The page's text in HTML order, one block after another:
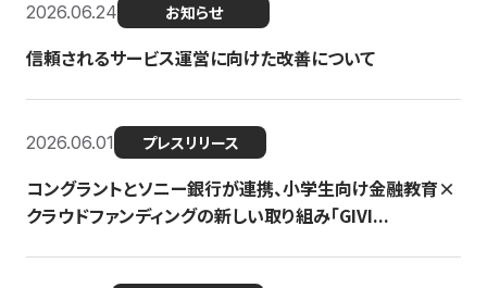
2026.06.24 お知らせ
信頼されるサービス運営に向けた改善について
2026.06.01 プレスリリース
コングラントとソニー銀行が連携、小学生向け金融教育×
クラウドファンディングの新しい取り組み「GIVI...